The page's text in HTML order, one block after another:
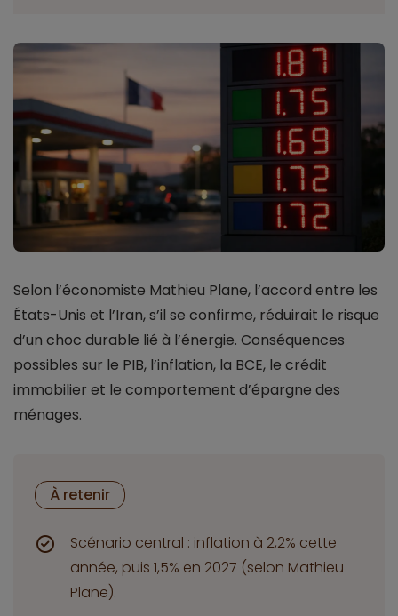
Selon l’économiste Mathieu Plane, l’accord entre les
États-Unis et l’Iran, s’il se confirme, réduirait le risque
d’un choc durable lié à l’énergie. Conséquences
possibles sur le PIB, l’inflation, la BCE, le crédit
immobilier et le comportement d’épargne des
ménages.
À retenir
Scénario central : inflation à 2,2% cette
année, puis 1,5% en 2027 (selon Mathieu
Plane).